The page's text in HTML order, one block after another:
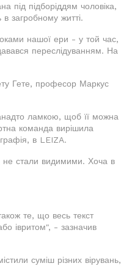
під підборіддям чоловіка,
загробному житті.
нашої ери - у той час,
переслідуванням. На
Гете, професор Маркус
ламкою, щоб її можна
команда вирішила
в LEIZA.
не стали видимими. Хоча в
те, що весь текст
івритом", - зазначив
суміш різних вірувань,